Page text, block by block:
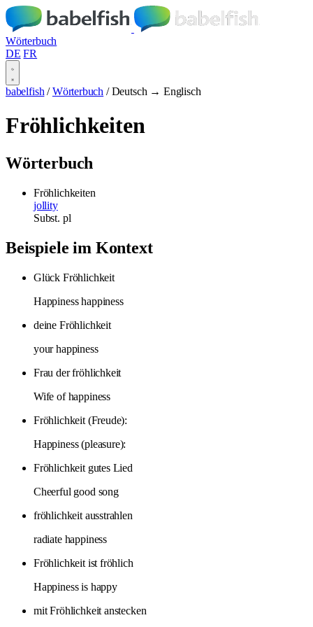
Wörterbuch
DE FR
babelfish / Wörterbuch / Deutsch → Englisch
Fröhlichkeiten
Wörterbuch
Fröhlichkeiten
jollity
Subst. pl
Beispiele im Kontext
Glück Fröhlichkeit
Happiness happiness
deine Fröhlichkeit
your happiness
Frau der fröhlichkeit
Wife of happiness
Fröhlichkeit (Freude):
Happiness (pleasure):
Fröhlichkeit gutes Lied
Cheerful good song
fröhlichkeit ausstrahlen
radiate happiness
Fröhlichkeit ist fröhlich
Happiness is happy
mit Fröhlichkeit anstecken